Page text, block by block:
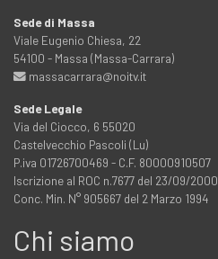
Sede di Massa
Viale Eugenio Chiesa, 22
54100 - Massa (Massa-Carrara)
massacarrara@noitv.it
Sede Legale
Via del Ciocco, 6 55020
Castelvecchio Pascoli (Lu)
P.iva 01726700469 - C.F. 80000910507
Iscrizione al ROC n.7677 del 23/09/2000
Conc. Min. N° 905667 del 2 Marzo 1994
Chi siamo